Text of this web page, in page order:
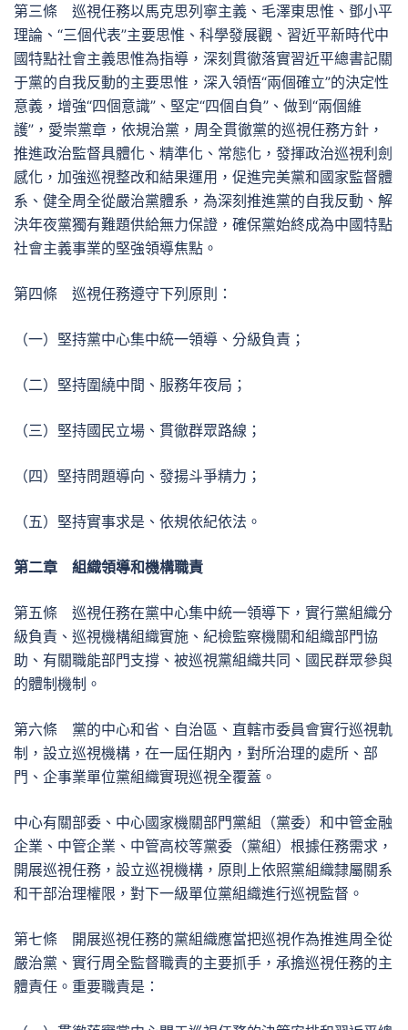
第三條 巡視任務以馬克思列寧主義、毛澤東思惟、鄧小平
理論、“三個代表”主要思惟、科學發展觀、習近平新時代中
國特點社會主義思惟為指導，深刻貫徹落實習近平總書記關
于黨的自我反動的主要思惟，深入領悟“兩個確立”的決定性
意義，增強“四個意識”、堅定“四個自負”、做到“兩個維
護”，愛崇黨章，依規治黨，周全貫徹黨的巡視任務方針，
推進政治監督具體化、精準化、常態化，發揮政治巡視利劍
感化，加強巡視整改和結果運用，促進完美黨和國家監督體
系、健全周全從嚴治黨體系，為深刻推進黨的自我反動、解
決年夜黨獨有難題供給無力保證，確保黨始終成為中國特點
社會主義事業的堅強領導焦點。
第四條 巡視任務遵守下列原則：
（一）堅持黨中心集中統一領導、分級負責；
（二）堅持圍繞中間、服務年夜局；
（三）堅持國民立場、貫徹群眾路線；
（四）堅持問題導向、發揚斗爭精力；
（五）堅持實事求是、依規依紀依法。
第二章 組織領導和機構職責
第五條 巡視任務在黨中心集中統一領導下，實行黨組織分
級負責、巡視機構組織實施、紀檢監察機關和組織部門協
助、有關職能部門支撐、被巡視黨組織共同、國民群眾參與
的體制機制。
第六條 黨的中心和省、自治區、直轄市委員會實行巡視軌
制，設立巡視機構，在一屆任期內，對所治理的處所、部
門、企事業單位黨組織實現巡視全覆蓋。
中心有關部委、中心國家機關部門黨組（黨委）和中管金融
企業、中管企業、中管高校等黨委（黨組）根據任務需求，
開展巡視任務，設立巡視機構，原則上依照黨組織隸屬關系
和干部治理權限，對下一級單位黨組織進行巡視監督。
第七條 開展巡視任務的黨組織應當把巡視作為推進周全從
嚴治黨、實行周全監督職責的主要抓手，承擔巡視任務的主
體責任。重要職責是：